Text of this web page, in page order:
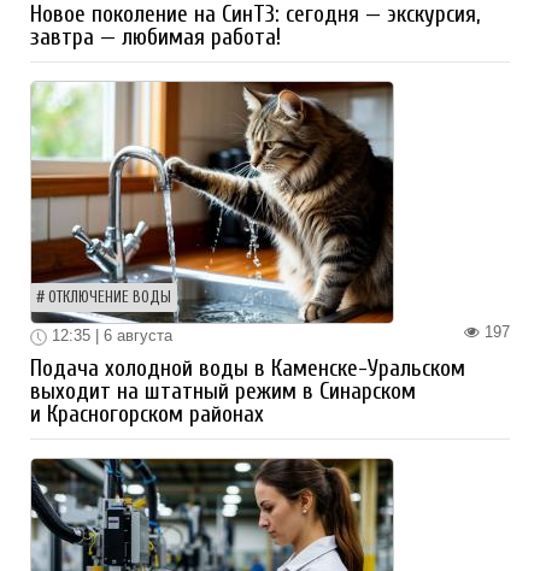
Новое поколение на СинТЗ: сегодня — экскурсия,
завтра — любимая работа!
ОТКЛЮЧЕНИЕ ВОДЫ
197
12:35 | 6 августа
Подача холодной воды в Каменске-Уральском
выходит на штатный режим в Синарском
и Красногорском районах